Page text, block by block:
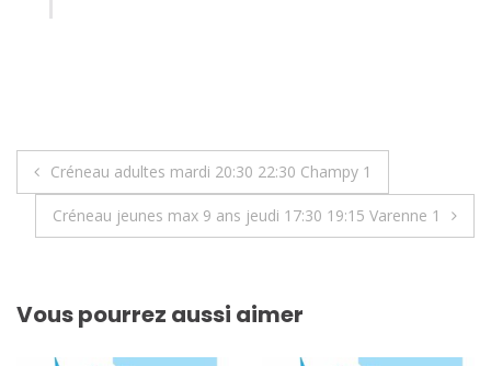
Navigation
de
Créneau adultes mardi 20:30 22:30 Champy 1
Créneau jeunes max 9 ans jeudi 17:30 19:15 Varenne 1
Vous pourrez aussi aimer